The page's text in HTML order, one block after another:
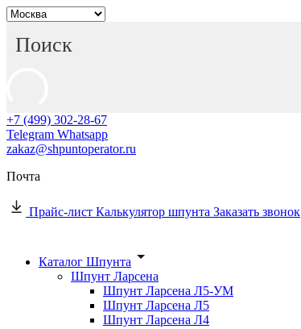
+7 (499) 302-28-67
Telegram Whatsapp
zakaz@shpuntoperator.ru
Почта
Прайс-лист Калькулятор шпунта Заказать звонок
Каталог Шпунта
Шпунт Ларсена
Шпунт Ларсена Л5-УМ
Шпунт Ларсена Л5
Шпунт Ларсена Л4